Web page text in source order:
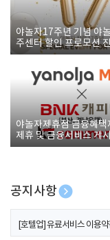
야놀자17주년 기념 야
주센터 할인 프로모션
야놀자제휴점 금융혜택
제휴 및 금융서비스 게
공지사항
[호텔업] 개인정보 처리방침
[호텔업] 유료서비스 이용